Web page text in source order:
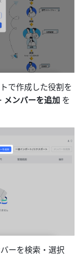
で作成した役割を
メンバーを追加 を
ーを検索・選択